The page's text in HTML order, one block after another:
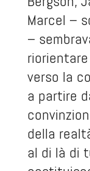
Marcel –
–
verso la
a partire
della
al di là di